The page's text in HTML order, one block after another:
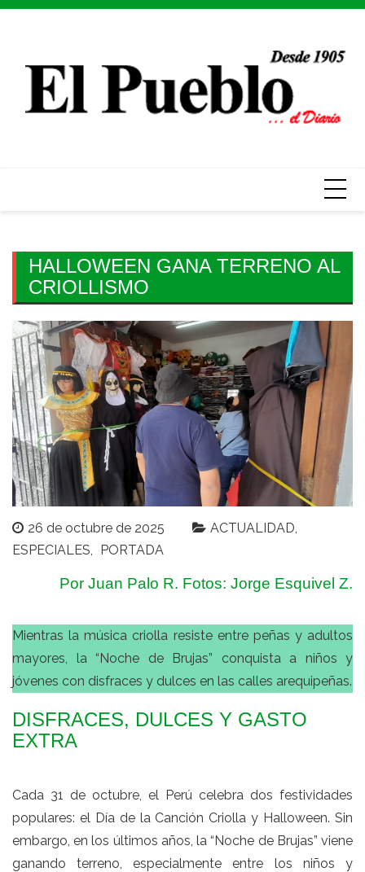
Skip
HALLOWEEN GANA TERRENO AL
CRIOLLISMO
26 de octubre de 2025
ACTUALIDAD
ESPECIALES
PORTADA
Por Juan Palo R. Fotos: Jorge Esquivel Z.
Mientras la música criolla resiste entre peñas y adultos
mayores, la “Noche de Brujas” conquista a niños y
jóvenes con disfraces y dulces en las calles arequipeñas.
DISFRACES, DULCES Y GASTO
EXTRA
Cada 31 de octubre, el Perú celebra dos festividades
populares: el Día de la Canción Criolla y Halloween. Sin
embargo, en los últimos años, la “Noche de Brujas” viene
ganando terreno, especialmente entre los niños y